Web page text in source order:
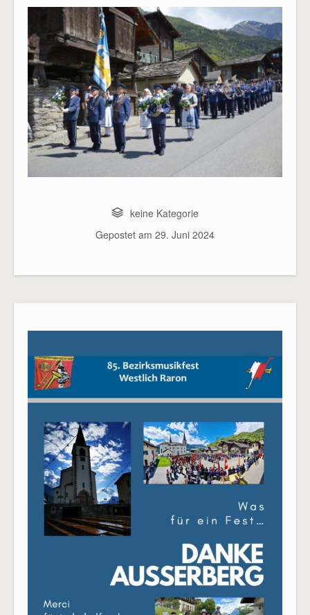
keine Kategorie
Gepostet am 29. Juni 2024